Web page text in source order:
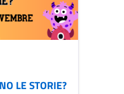
LE STORIE?